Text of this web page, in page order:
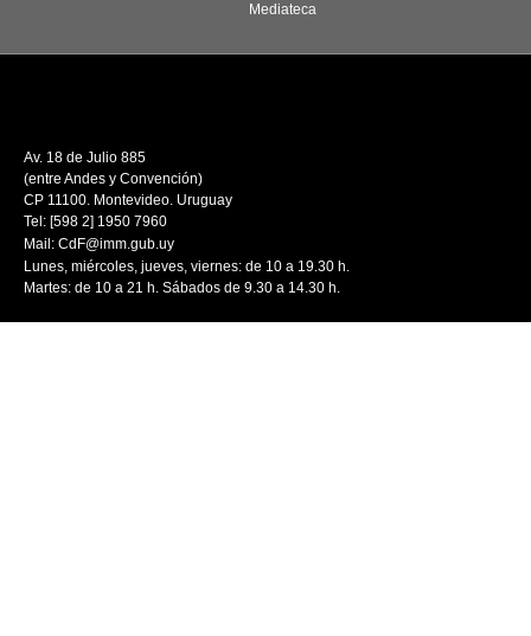
Mediateca
Av. 18 de Julio 885
(entre Andes y Convención)
CP 11100. Montevideo. Uruguay
Tel: [598 2] 1950 7960
Mail: CdF@imm.gub.uy
Lunes, miércoles, jueves, viernes: de 10 a 19.30 h.
Martes: de 10 a 21 h. Sábados de 9.30 a 14.30 h.